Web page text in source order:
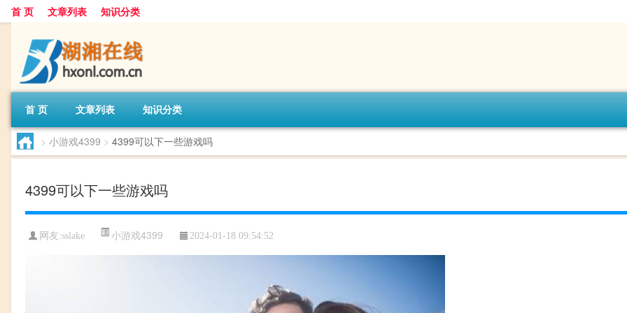
首 页 文章列表 知识分类
首 页 文章列表 知识分类
> 小游戏4399 > 4399可以下一些游戏吗
4399可以下一些游戏吗
网友:sslake 小游戏4399 2024-01-18 09:54:52